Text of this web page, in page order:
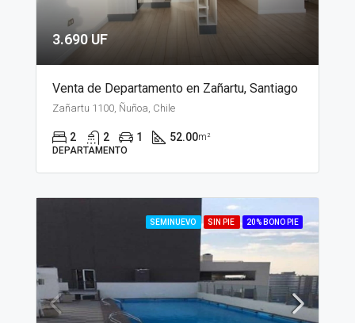
3.690 UF
Venta de Departamento en Zañartu, Santiago
Zañartu 1100, Ñuñoa, Chile
2 2 1 52.00m²
DEPARTAMENTO
SEMINUEVO SIN PIE 20% BONO PIE